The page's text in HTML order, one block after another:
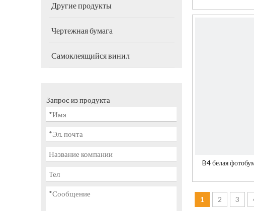
Другие продукты
Чертежная бумага
Самоклеящийся винил
Запрос из продукта
B4 белая
1 2 3